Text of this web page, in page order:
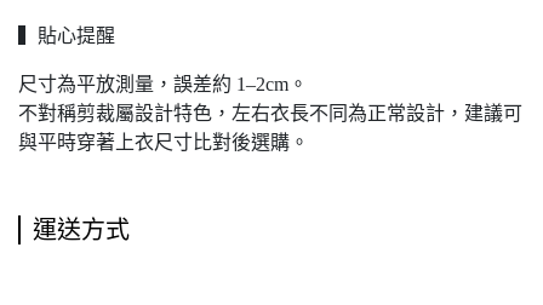
▍貼心提醒
尺寸為平放測量，誤差約 1–2cm。
不對稱剪裁屬設計特色，左右衣長不同為正常設計，建議可
與平時穿著上衣尺寸比對後選購。
運送方式